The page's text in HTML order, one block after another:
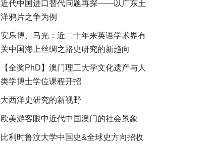
近代中国进口替代问题再探——以广东土
洋鸦片之争为例
安乐博、马光：近二十年来英语学术界有
关中国海上丝绸之路史研究的新趋向
【全奖PhD】澳门理工大学文化遗产与人
类学博士学位课程开招
大西洋史研究的新视野
欧美游客眼中近代中国澳门的社会景象
比利时鲁汶大学中国史&全球史方向招收